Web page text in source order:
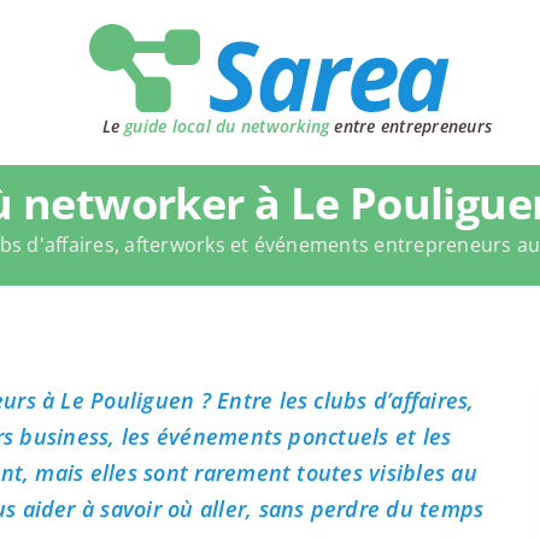
Le guide local du networkingentre entrepreneurs
networker à Le
d'affaires, afterworks et événements entrepreneurs
à Le Pouliguen ? Entre les clubs d’affaires,
business, les événements ponctuels et les
mais elles sont rarement toutes visibles au
aider à savoir où aller, sans perdre du temps